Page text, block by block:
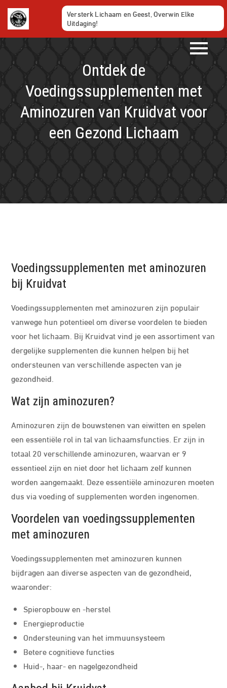
Ga
naar
de
inhoud
Versterk Lichaam en Geest, Overwin Elke
Uitdaging!
Ontdek de
Voedingssupplementen met
Aminozuren van Kruidvat voor
een Gezond Lichaam
Voedingssupplementen met aminozuren
bij Kruidvat
Voedingssupplementen met aminozuren zijn populair
vanwege hun potentieel om diverse voordelen te bieden
voor het lichaam. Bij Kruidvat vind je een assortiment van
dergelijke supplementen die kunnen helpen bij het
ondersteunen van verschillende aspecten van je
gezondheid.
Wat zijn aminozuren?
Aminozuren zijn de bouwstenen van eiwitten en spelen
een essentiële rol in tal van lichaamsfuncties. Er zijn in
totaal 20 verschillende aminozuren, waarvan er 9
essentieel zijn en niet door het lichaam zelf kunnen
worden aangemaakt. Deze essentiële aminozuren moeten
dus via voeding of supplementen worden ingenomen.
Voordelen van voedingssupplementen
met aminozuren
Voedingssupplementen met aminozuren kunnen
bijdragen aan diverse aspecten van de gezondheid,
waaronder:
Spieropbouw en -herstel
Energieproductie
Ondersteuning van het immuunsysteem
Betere cognitieve functies
Huid-, haar- en nagelgezondheid